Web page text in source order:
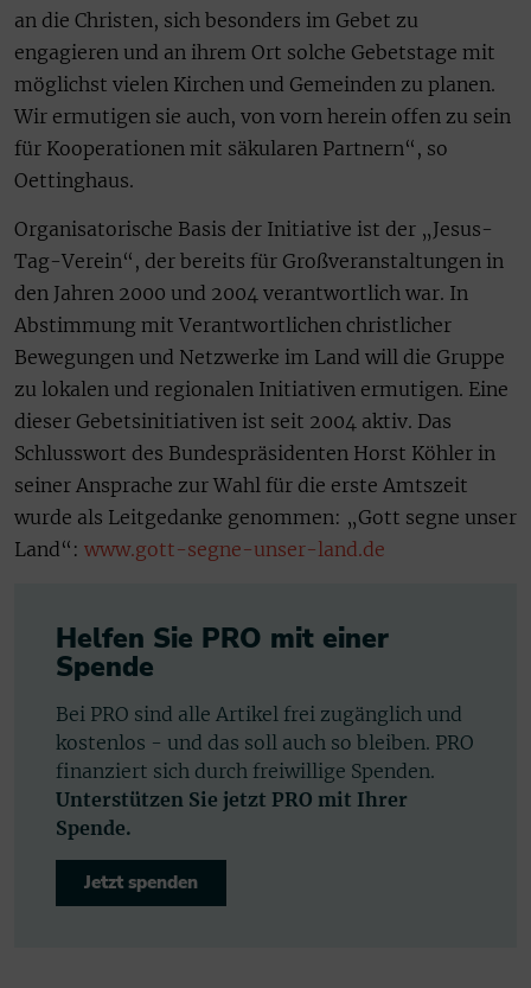
an die Christen, sich besonders im Gebet zu
engagieren und an ihrem Ort solche Gebetstage mit
möglichst vielen Kirchen und Gemeinden zu planen.
Wir ermutigen sie auch, von vorn herein offen zu sein
für Kooperationen mit säkularen Partnern“, so
Oettinghaus.
Organisatorische Basis der Initiative ist der „Jesus-
Tag-Verein“, der bereits für Großveranstaltungen in
den Jahren 2000 und 2004 verantwortlich war. In
Abstimmung mit Verantwortlichen christlicher
Bewegungen und Netzwerke im Land will die Gruppe
zu lokalen und regionalen Initiativen ermutigen. Eine
dieser Gebetsinitiativen ist seit 2004 aktiv. Das
Schlusswort des Bundespräsidenten Horst Köhler in
seiner Ansprache zur Wahl für die erste Amtszeit
wurde als Leitgedanke genommen: „Gott segne unser
Land“: www.gott-segne-unser-land.de
Helfen Sie PRO mit einer
Spende
Bei PRO sind alle Artikel frei zugänglich und
kostenlos - und das soll auch so bleiben. PRO
finanziert sich durch freiwillige Spenden.
Unterstützen Sie jetzt PRO mit Ihrer
Spende.
Jetzt spenden